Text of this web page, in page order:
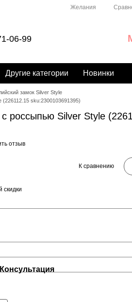
Желания
06-99
Другие категории Новинки
замок Silver Style
sku:2300103691395)
россыпью Silver Style
отзыв
К сравнению
скидки
Консультация